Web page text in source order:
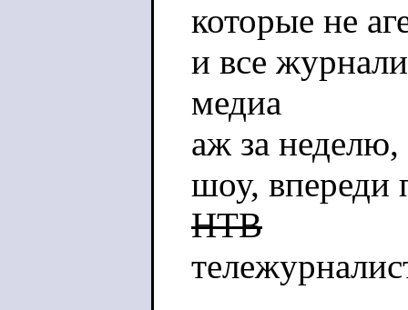
которые не
и все
медиа
аж за неделю,
шоу, впереди
НТВ